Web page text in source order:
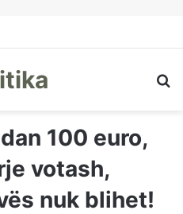
100 euro,
votash,
nuk blihet!